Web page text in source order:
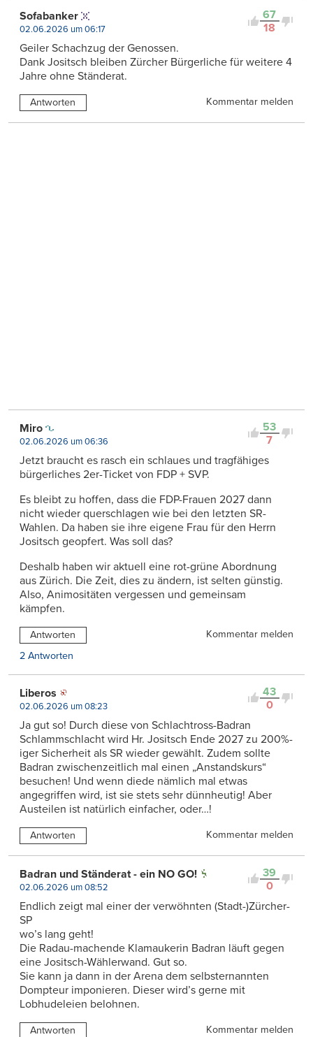
67
18
Sofabanker
02.06.2026 um 06:17
Geiler Schachzug der Genossen.
Dank Jositsch bleiben Zürcher Bürgerliche für weitere 4
Jahre ohne Ständerat.
Antworten Kommentar melden
53
7
Miro
02.06.2026 um 06:36
Jetzt braucht es rasch ein schlaues und tragfähiges
bürgerliches 2er-Ticket von FDP + SVP.
Es bleibt zu hoffen, dass die FDP-Frauen 2027 dann
nicht wieder querschlagen wie bei den letzten SR-
Wahlen. Da haben sie ihre eigene Frau für den Herrn
Jositsch geopfert. Was soll das?
Deshalb haben wir aktuell eine rot-grüne Abordnung
aus Zürich. Die Zeit, dies zu ändern, ist selten günstig.
Also, Animositäten vergessen und gemeinsam
kämpfen.
Antworten
Kommentar melden
2 Antworten
43
0
Liberos
02.06.2026 um 08:23
Ja gut so! Durch diese von Schlachtross-Badran
Schlammschlacht wird Hr. Jositsch Ende 2027 zu 200%-
iger Sicherheit als SR wieder gewählt. Zudem sollte
Badran zwischenzeitlich mal einen „Anstandskurs“
besuchen! Und wenn diede nämlich mal etwas
angegriffen wird, ist sie stets sehr dünnheutig! Aber
Austeilen ist natürlich einfacher, oder…!
Antworten Kommentar melden
39
0
Badran und Ständerat - ein NO GO!
02.06.2026 um 08:52
Endlich zeigt mal einer der verwöhnten (Stadt-)Zürcher-
SP
wo’s lang geht!
Die Radau-machende Klamaukerin Badran läuft gegen
eine Jositsch-Wählerwand. Gut so.
Sie kann ja dann in der Arena dem selbsternannten
Dompteur imponieren. Dieser wird’s gerne mit
Lobhudeleien belohnen.
Antworten Kommentar melden